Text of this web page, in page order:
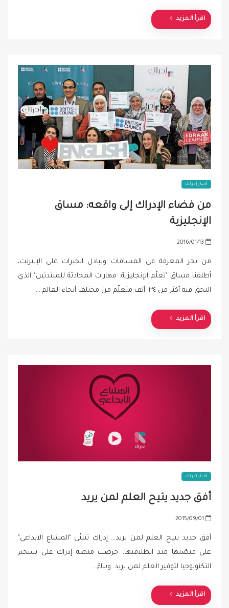
o
n
اقرأ المزيد
أخبار إدراك
من فضاء الإدراك إلى واقعه: مساق
الإنجليزية
P
t
e
o
n
2016/01/13
من بحر المعرفة في المساقات وتبادل الخبرات على الإنترنت،
أطلقنا مساق "تعلّم الإنجليزية: مهارات المحادثة للمبتدئين" الذي
التحق فيه أكثر من ١٣٤ ألف متعلّم من مختلف أنحاء العالم.…
اقرأ المزيد
أخبار إدراك
أفق جديد يتيح العلم لمن يريد
P
s
t
e
o
n
2015/09/01
أفق جديد يتيح العلم لمن يريد... إدراك تتبنّى "المشاع الابداعي"
على منصّتها منذ انطلاقتها، حرصت منصة إدراك على تسخير
التكنولوجيا لتوفير العلم لمن يريد. وبناءً…
اقرأ المزيد